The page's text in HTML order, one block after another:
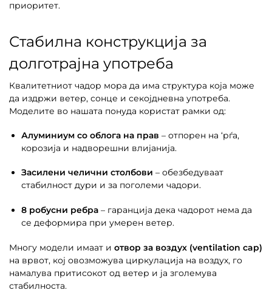
приоритет.
Стабилна конструкција за
долготрајна употреба
Квалитетниот чадор мора да има структура која може
да издржи ветер, сонце и секојдневна употреба.
Моделите во нашата понуда користат рамки од:
Алуминиум со облога на прав – отпорен на ‘рѓа,
корозија и надворешни влијанија.
Засилени челични столбови – обезбедуваат
стабилност дури и за поголеми чадори.
8 робусни ребра – гаранција дека чадорот нема да
се деформира при умерен ветер.
Многу модели имаат и отвор за воздух (ventilation cap)
на врвот, кој овозможува циркулација на воздух, го
намалува притисокот од ветер и ја зголемува
стабилноста.